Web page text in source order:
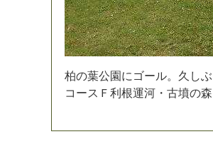
柏の葉公園 に ゴール。 久 しぶ
コ ース Ｆ 利 根運河 ・ 古墳の森